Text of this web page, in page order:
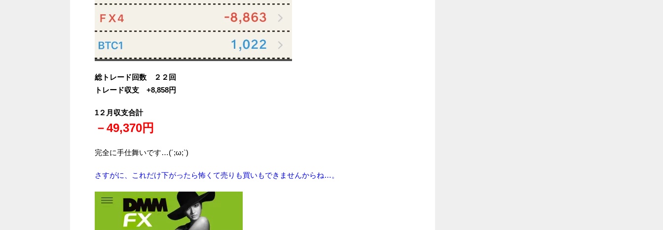
総トレード回数 ２２回
トレード収支 +8,858円
1２月収支合計
－49,370円
完全に手仕舞いです…(´;ω;`)
さすがに、これだけ下がったら怖くて売りも買いもできませんからね…。